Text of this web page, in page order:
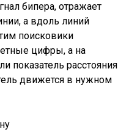
бипера, отражает
а вдоль линий
поисковики
цифры, а на
показатель расстояния
движется в нужном